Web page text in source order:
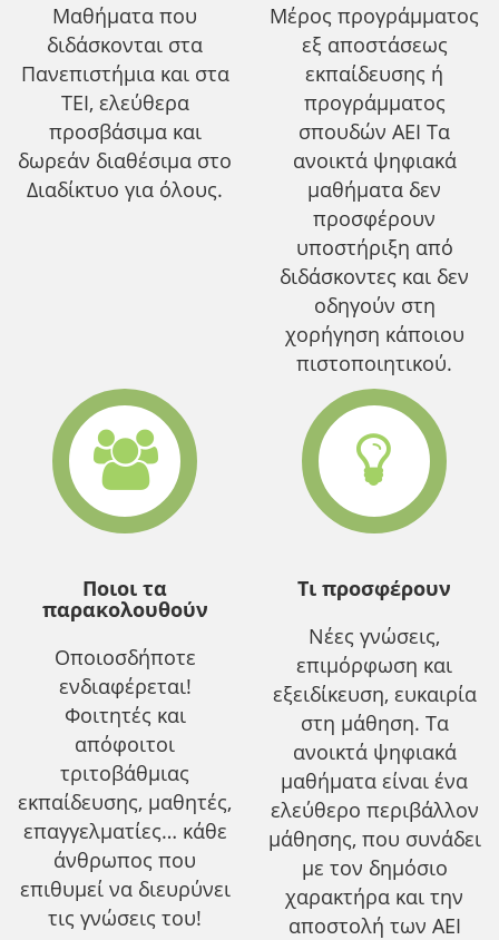
Μαθήματα που
διδάσκονται στα
Πανεπιστήμια και στα
ΤΕΙ, ελεύθερα
προσβάσιμα και
δωρεάν διαθέσιμα στο
Διαδίκτυο για όλους.
Μέρος προγράμματος
εξ αποστάσεως
εκπαίδευσης ή
προγράμματος
σπουδών ΑΕΙ Τα
ανοικτά ψηφιακά
μαθήματα δεν
προσφέρουν
υποστήριξη από
διδάσκοντες και δεν
οδηγούν στη
χορήγηση κάποιου
πιστοποιητικού.
Ποιοι τα
παρακολουθούν
Οποιοσδήποτε
ενδιαφέρεται!
Φοιτητές και
απόφοιτοι
τριτοβάθμιας
εκπαίδευσης, μαθητές,
επαγγελματίες… κάθε
άνθρωπος που
επιθυμεί να διευρύνει
τις γνώσεις του!
Τι προσφέρουν
Νέες γνώσεις,
επιμόρφωση και
εξειδίκευση, ευκαιρία
στη μάθηση. Τα
ανοικτά ψηφιακά
μαθήματα είναι ένα
ελεύθερο περιβάλλον
μάθησης, που συνάδει
με τον δημόσιο
χαρακτήρα και την
αποστολή των ΑΕΙ